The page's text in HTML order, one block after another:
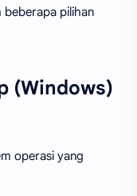
beberapa pilihan
(Windows)
operasi yang